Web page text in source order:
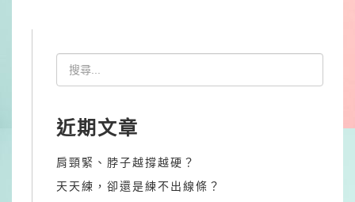
近期文章
肩頸緊、脖子越撐越硬？
天天練，卻還是練不出線條？